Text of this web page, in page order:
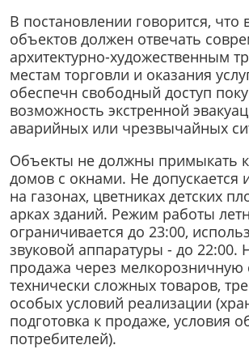
В постановлении говорится,
объектов должен отвечать
архитектурно-художественным
местам торговли и оказания
обеспечн свободный доступ
возможность экстренной
аварийных или чрезвычайных
Объекты не должны примыкать
домов с окнами. Не допускается
на газонах, цветниках детских
арках зданий. Режим работы
ограничивается до 23:00,
звуковой аппаратуры - до 22:00.
продажа через мелкорозничную
технически сложных товаров,
особых условий реализации
подготовка к продаже, условия
потребителей).